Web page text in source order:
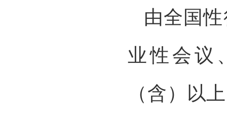
由全国
业性会议
（含）以